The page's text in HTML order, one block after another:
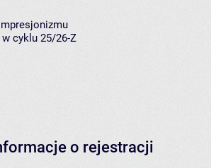
cyklu 25/26-Z
o rejestracji